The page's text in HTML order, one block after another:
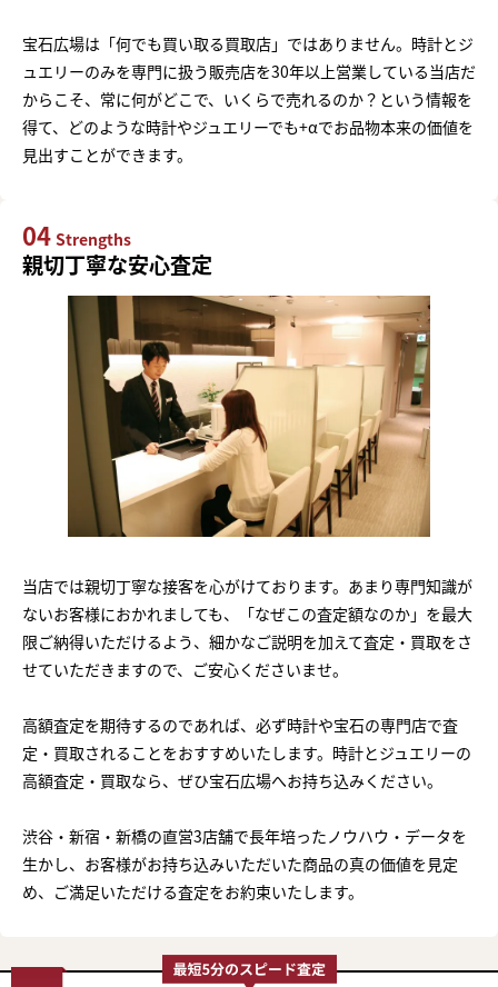
宝石広場は「何でも買い取る買取店」ではありません。時計とジ
ュエリーのみを専門に扱う販売店を30年以上営業している当店だ
からこそ、常に何がどこで、いくらで売れるのか？という情報を
得て、どのような時計やジュエリーでも+αでお品物本来の価値を
見出すことができます。
04 Strengths
親切丁寧な安心査定
当店では親切丁寧な接客を心がけております。あまり専門知識が
ないお客様におかれましても、「なぜこの査定額なのか」を最大
限ご納得いただけるよう、細かなご説明を加えて査定・買取をさ
せていただきますので、ご安心くださいませ。
高額査定を期待するのであれば、必ず時計や宝石の専門店で査
定・買取されることをおすすめいたします。時計とジュエリーの
高額査定・買取なら、ぜひ宝石広場へお持ち込みください。
渋谷・新宿・新橋の直営3店舗で長年培ったノウハウ・データを
生かし、お客様がお持ち込みいただいた商品の真の価値を見定
め、ご満足いただける査定をお約束いたします。